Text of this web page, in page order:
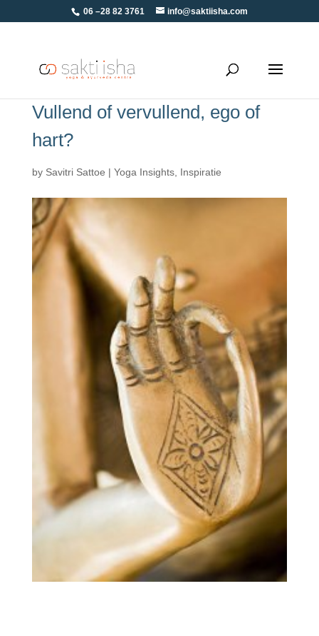
06 –28 82 3761 info@saktiisha.com
Vullend of vervullend, ego of
hart?
by Savitri Sattoe | Yoga Insights, Inspiratie